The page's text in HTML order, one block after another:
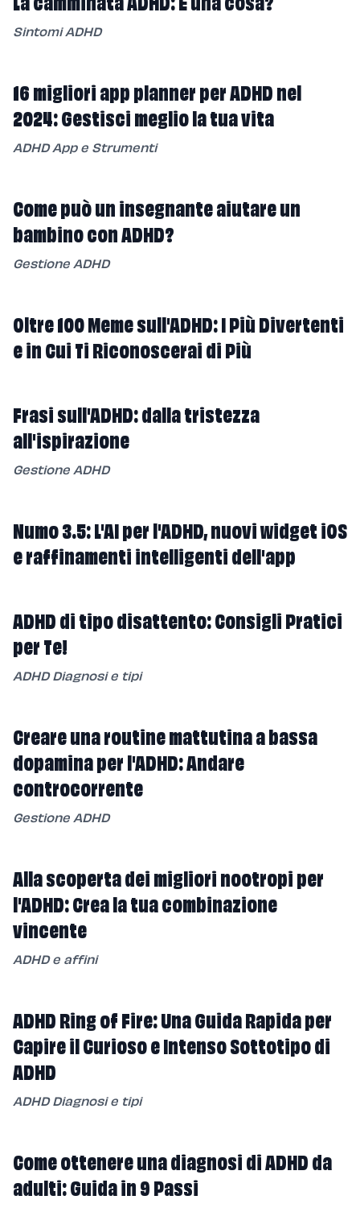
Sintomi ADHD
16 migliori app planner per ADHD nel
2024: Gestisci meglio la tua vita
ADHD App e Strumenti
Come può un insegnante aiutare un
bambino con ADHD?
Gestione ADHD
Oltre 100 Meme sull'ADHD: I Più Divertenti
e in Cui Ti Riconoscerai di Più
Frasi sull'ADHD: dalla tristezza
all'ispirazione
Gestione ADHD
Numo 3.5: L'AI per l'ADHD, nuovi widget iOS
e raffinamenti intelligenti dell'app
ADHD di tipo disattento: Consigli Pratici
per Te!
ADHD Diagnosi e tipi
Creare una routine mattutina a bassa
dopamina per l'ADHD: Andare
controcorrente
Gestione ADHD
Alla scoperta dei migliori nootropi per
l'ADHD: Crea la tua combinazione
vincente
ADHD e affini
ADHD Ring of Fire: Una Guida Rapida per
Capire il Curioso e Intenso Sottotipo di
ADHD
ADHD Diagnosi e tipi
Come ottenere una diagnosi di ADHD da
adulti: Guida in 9 Passi